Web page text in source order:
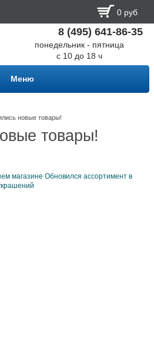
0 руб
8 (495) 641-86-35
понедельник - пятница
с 10 до 18 ч
Меню
новые товары!
товары!
магазине Обновился ассортимент в